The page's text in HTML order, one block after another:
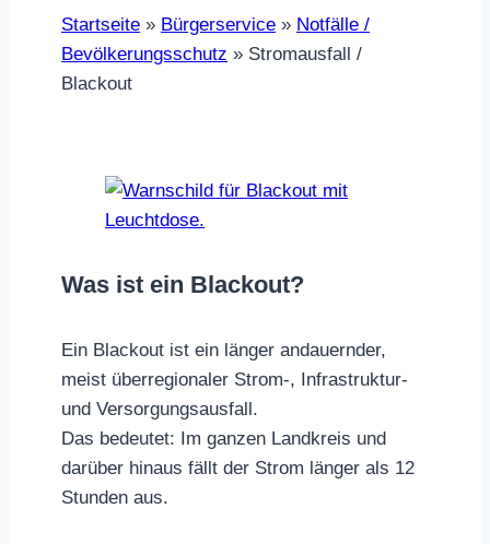
Startseite » Bürgerservice » Notfälle /
Bevölkerungsschutz » Stromausfall /
Blackout
Was ist ein Blackout?
Ein Blackout ist ein länger andauernder,
meist überregionaler Strom-, Infrastruktur-
und Versorgungsausfall.
Das bedeutet: Im ganzen Landkreis und
darüber hinaus fällt der Strom länger als 12
Stunden aus.